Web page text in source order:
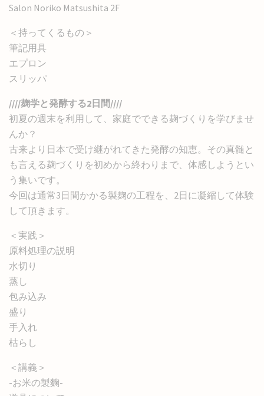
Salon Noriko Matsushita 2F
＜持ってくるもの＞
筆記用具
エプロン
スリッパ
////麹学と発酵する2日間////
初夏の週末を利用して、家庭でできる麹づくりを学びませ
んか？
古来より日本で受け継がれてきた発酵の知恵。その真髄と
も言える麹づくりを初めから終わりまで、体感しようとい
う集いです。
今回は通常3日間かかる製麹の工程を、2日に凝縮して体験
して頂きます。
＜実践＞
原料処理の説明
水切り
蒸し
包み込み
盛り
手入れ
枯らし
＜講義＞
-お米の製麴-